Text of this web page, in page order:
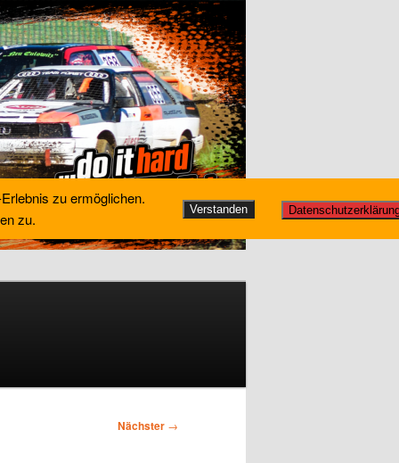
Nächster →
zu ermöglichen.
zu.
Verstanden